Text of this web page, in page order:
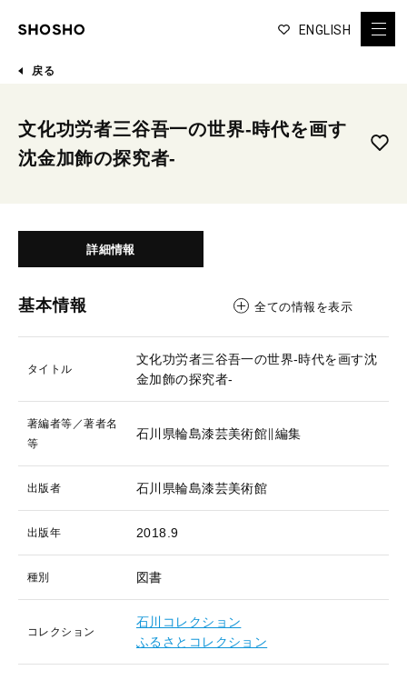
ENGLISH
戻る
文化功労者三谷吾一の世界-時代を画す
沈金加飾の探究者-
詳細情報
基本情報 全ての情報を表示
タイトル
文化功労者三谷吾一の世界-時代を画す沈
金加飾の探究者-
著編者等／著者名
等
石川県輪島漆芸美術館∥編集
出版者 石川県輪島漆芸美術館
出版年 2018.9
種別 図書
コレクション
石川コレクション
ふるさとコレクション